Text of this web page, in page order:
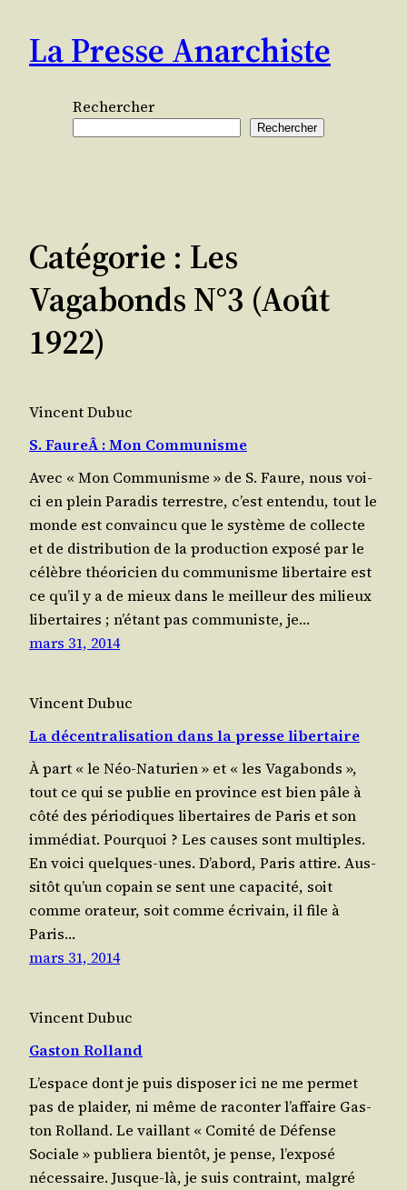
contenu
La Presse Anarchiste
Rechercher
Rechercher
Catégorie : Les
Vagabonds N°3 (août
1922)
Vincent Dubuc
S. FaureÂ : Mon Communisme
Avec « Mon Com­mu­nisme » de S. Faure, nous voi­
ci en plein Para­dis ter­restre, c’est enten­du, tout le
monde est convain­cu que le sys­tème de col­lecte
et de dis­tri­bu­tion de la pro­duc­tion expo­sé par le
célèbre théo­ri­cien du com­mu­nisme liber­taire est
ce qu’il y a de mieux dans le meilleur des milieux
liber­taires ; n’étant pas com­mu­niste, je…
mars 31, 2014
Vincent Dubuc
La décentralisation dans la presse libertaire
À part « le Néo-Natu­rien » et « les Vaga­bonds »,
tout ce qui se publie en pro­vince est bien pâle à
côté des pério­diques liber­taires de Paris et son
immé­diat. Pour­quoi ? Les causes sont mul­tiples.
En voi­ci quelques-unes. D’a­bord, Paris attire. Aus­
si­tôt qu’un copain se sent une capa­ci­té, soit
comme ora­teur, soit comme écri­vain, il file à
Paris…
mars 31, 2014
Vincent Dubuc
Gaston Rolland
L’es­pace dont je puis dis­po­ser ici ne me per­met
pas de plai­der, ni même de racon­ter l’af­faire Gas­
ton Rol­land. Le vaillant « Comi­té de Défense
Sociale » publie­ra bien­tôt, je pense, l’ex­po­sé
néces­saire. Jusque-là, je suis contraint, mal­gré